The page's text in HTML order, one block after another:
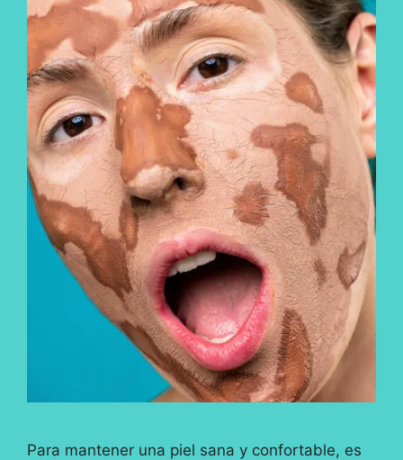
Para mantener una piel sana y confortable, es